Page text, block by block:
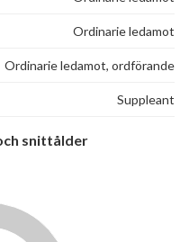
Ordinarie ledamot
Ordinarie ledamot, ordförande
Suppleant
snittålder